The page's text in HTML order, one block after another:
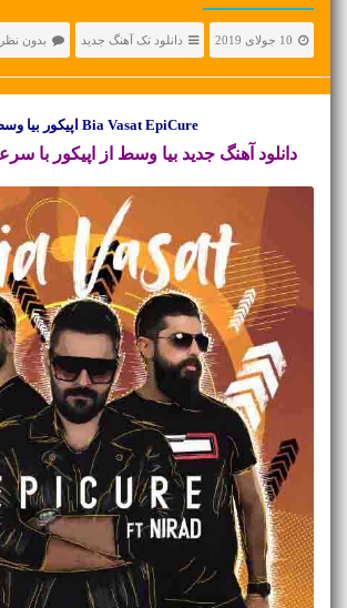
10 جولای 2019 دانلود تک آهنگ جدید بدون نظر
Bia Vasat EpiCure اپیکور بیا وسط
دانلود آهنگ جدید بیا وسط از اپیکور با